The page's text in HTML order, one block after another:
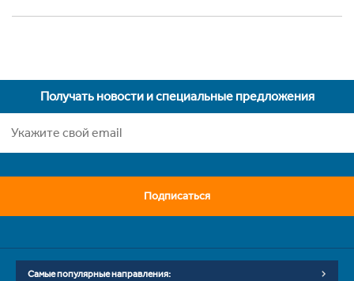
Получать новости и специальные предложения
Подписаться
Самые популярные направления: